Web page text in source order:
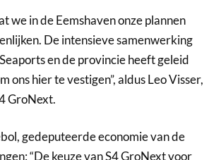
we in de Eemshaven onze plannen
De intensieve samenwerking
en de provincie heeft geleid
ons hier te vestigen”, aldus Leo Visser,
GroNext.
gedeputeerde economie van de
“De keuze van S4 GroNext voor